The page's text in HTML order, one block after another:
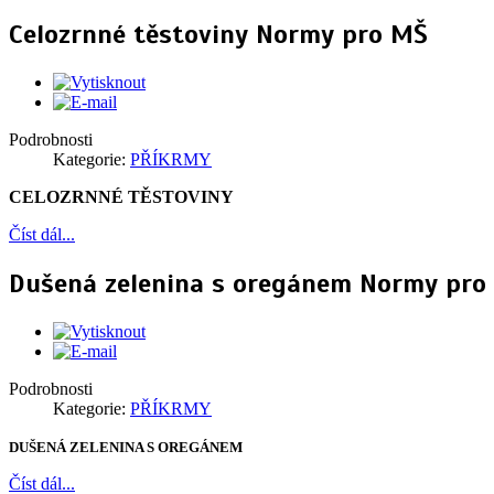
Celozrnné těstoviny Normy pro MŠ
Podrobnosti
Kategorie: PŘÍKRMY
CELOZRNNÉ TĚSTOVINY
Číst dál...
Dušená zelenina s oregánem Normy pro
Podrobnosti
Kategorie: PŘÍKRMY
DUŠENÁ ZELENINA S OREGÁNEM
Číst dál...